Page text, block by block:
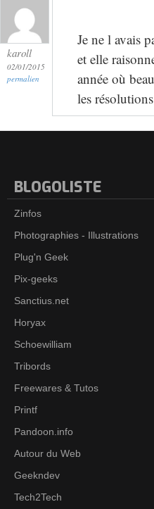
karoll
02/01/2015
permalien
Je ne l avais
et elle
année où
les
BLOGOLISTE
Zinfos
Photographies - Illustrations
Plug'n Geek
Pix-geeks
Sanctius.net
Horyax
Schoewilliam
Tribords
Freewares & Tutos
Printf
Pandoon.info
Autour du Web
Geekndev
Tech2Tech